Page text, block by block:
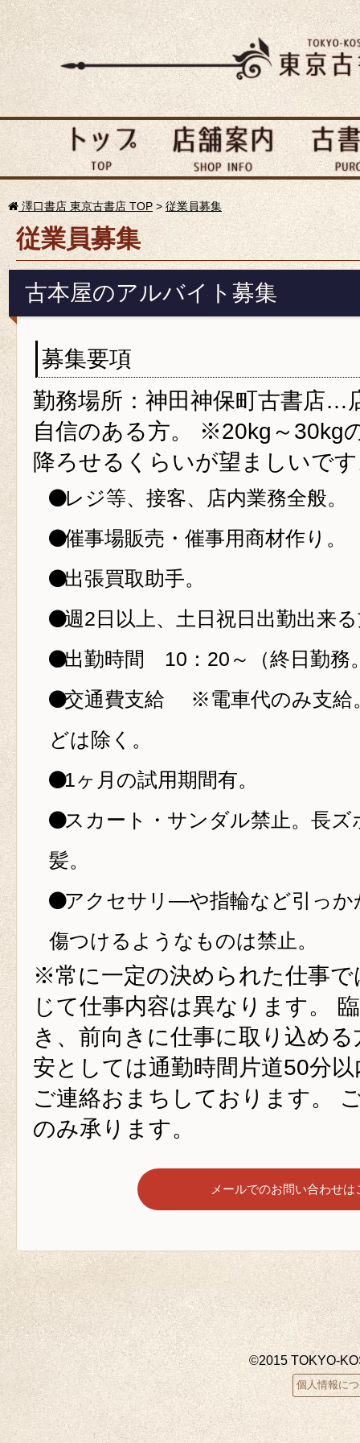
澤口書店 東京古書店 TOP > 従業員募集
従業員募集
古本屋のアルバイト募集
募集要項
勤務場所：神田神保町古書店…
自信のある方。 ※20kg～30kg
降ろせるくらいが望ましいで
レジ等、接客、店内業務全般。
催事場販売・催事用商材作り。
出張買取助手。
週2日以上、土日祝日出勤出来
出勤時間 10：20～（終日勤務
交通費支給 ※電車代のみ支給
どは除く。
1ヶ月の試用期間有。
スカート・サンダル禁止。長ズ
髪。
アクセサリ―や指輪など引っか
傷つけるようなものは禁止。
※常に一定の決められた仕事
じて仕事内容は異なります。
き、前向きに仕事に取り込め
安としては通勤時間片道50分
ご連絡おまちしております。
のみ承ります。
メールでのお問い合わせは
©2015 TOKYO-
個人情報に